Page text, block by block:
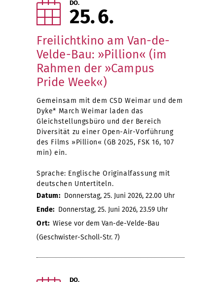
DO.
25 6
Freilichtkino am Van-de-
Velde-Bau: »Pillion« (im
Rahmen der »Campus
Pride Week«)
Gemeinsam mit dem CSD Weimar und dem
Dyke* March Weimar laden das
Gleichstellungsbüro und der Bereich
Diversität zu einer Open-Air-Vorführung
des Films »Pillion« (GB 2025, FSK 16, 107
min) ein.
Sprache: Englische Originalfassung mit
deutschen Untertiteln.
Datum: Donnerstag, 25. Juni 2026, 22.00 Uhr
Ende: Donnerstag, 25. Juni 2026, 23.59 Uhr
Ort: Wiese vor dem Van-de-Velde-Bau
(Geschwister-Scholl-Str. 7)
DO.